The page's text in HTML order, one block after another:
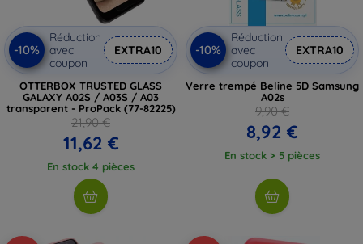
-10%
Réduction
avec
coupon
EXTRA10
OTTERBOX TRUSTED GLASS
GALAXY A02S / A03S / A03
transparent - ProPack (77-82225)
21,90 €
11,62 €
En stock 4 pièces
-10%
Réduction
avec
coupon
EXTRA10
Verre trempé Beline 5D Samsung
A02s
9,90 €
8,92 €
En stock > 5 pièces